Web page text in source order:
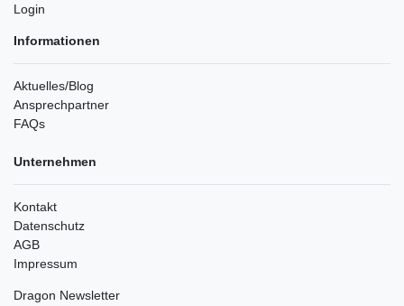
Login
Informationen
Aktuelles/Blog
Ansprechpartner
FAQs
Unternehmen
Kontakt
Datenschutz
AGB
Impressum
Dragon Newsletter